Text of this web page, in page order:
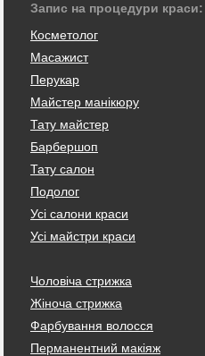
Запис на процедури краси:
Косметолог
Масажист
Перукар
Майстер манікюру
Тату майстер
Барбершоп
Тату салон
Подолог
Усі салони краси
Усі майстри краси
Чоловіча стрижка
Жіноча стрижка
Фарбування волосся
Перманентний макіяж